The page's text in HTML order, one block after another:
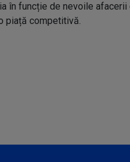
în funcție de nevoile
piață competitivă.